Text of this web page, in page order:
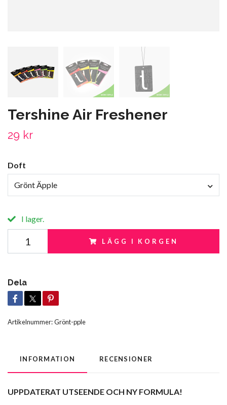
Tershine Air Freshener
29 kr
Doft
Grönt Äpple
I lager.
LÄGG I KORGEN
Dela
Artikelnummer:Grönt-pple
INFORMATION RECENSIONER
UPPDATERAT UTSEENDE OCH NY FORMULA!